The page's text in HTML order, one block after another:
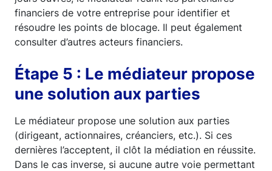
financiers de votre entreprise pour identifier et
résoudre les points de blocage. Il peut également
consulter d’autres acteurs financiers.
Étape 5 : Le médiateur propose
une solution aux parties
Le médiateur propose une solution aux parties
(dirigeant, actionnaires, créanciers, etc.). Si ces
dernières l’acceptent, il clôt la médiation en réussite.
Dans le cas inverse, si aucune autre voie permettant